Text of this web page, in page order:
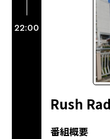
22:00
Rush
番組概要